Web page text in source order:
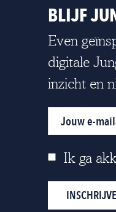
BLIJF
Even
digitale
inzicht en
Ik ga